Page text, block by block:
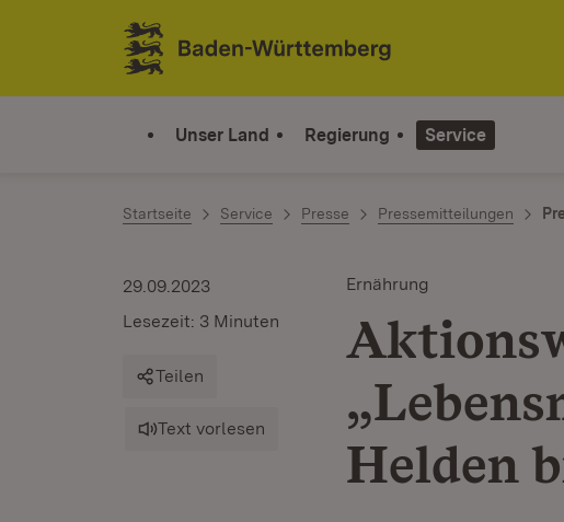
Zum Inhalt springen
Link zur Startseite
Unser Land Regierung Service
Startseite Service Presse Pressemitteilungen
Ernährung
Helden
29.09.2023
Lesezeit: 3 Minuten
Teilen
Text vorlesen